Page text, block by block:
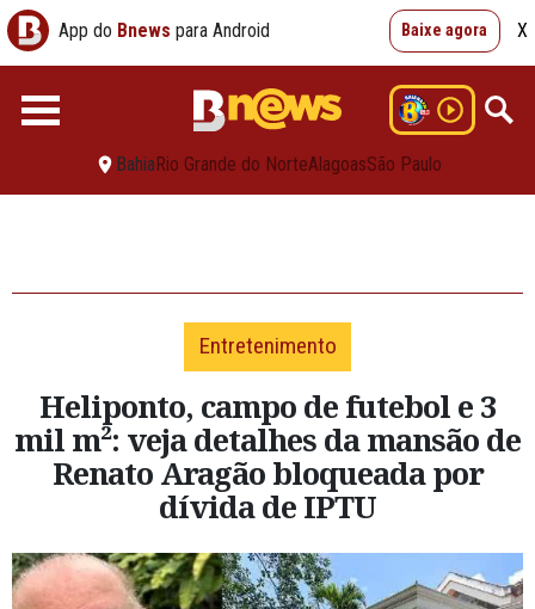
App do Bnews para Android Baixe agora X
BahiaRio Grande do NorteAlagoasSão Paulo
Entretenimento
Heliponto, campo de futebol e 3
mil m²: veja detalhes da mansão de
Renato Aragão bloqueada por
dívida de IPTU